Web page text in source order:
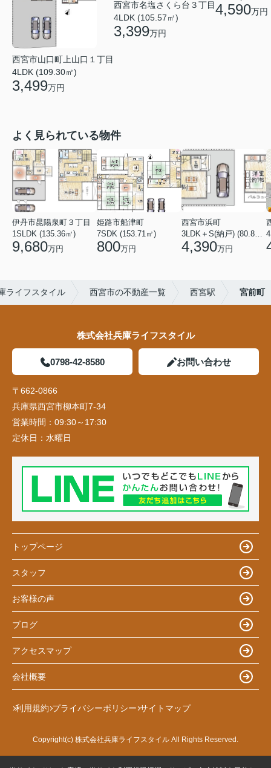
西宮市山口町上山口１丁目
4LDK (109.30㎡)
3,499万円
西宮市名塩さくら台３丁目
4LDK (105.57㎡)
3,399万円
4,590万円
よく見られている物件
伊丹市昆陽泉町３丁目
1SLDK (135.36㎡)
9,680万円
姫路市船津町
7SDK (153.71㎡)
800万円
西宮市浜町
4,390万円
ライフスタイル 西宮市の不動産一覧 西宮駅 宮前町
株式会社兵庫ライフスタイル
0798-42-8580 お問い合わせ
〒662-0866
兵庫県西宮市柳本町7-34
営業時間： 09:30～17:30
定休日： 水曜日
トップページ
スタッフ
お客様の声
ブログ
アクセスマップ
会社概要
利用規約 プライバシーポリシー サイトマップ
Copyright(c) 株式会社兵庫ライフスタイル All Rights Reserved.